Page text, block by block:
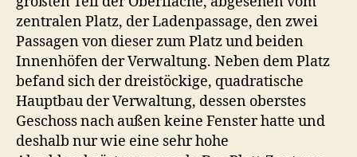
zentralen Platz, der Ladenpassage, den zwei
Passagen von dieser zum Platz und beiden
Innenhöfen der Verwaltung. Neben dem Platz
befand sich der dreistöckige, quadratische
Hauptbau der Verwaltung, dessen oberstes
Geschoss nach außen keine Fenster hatte und
deshalb nur wie eine sehr hohe